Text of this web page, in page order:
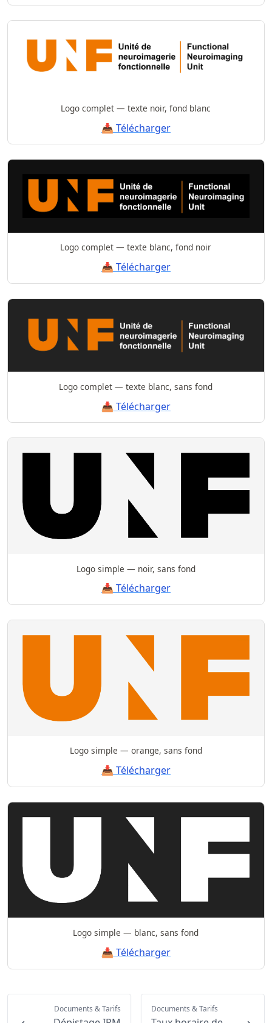
Logo complet — texte noir, fond blanc
📥 Télécharger
Logo complet — texte blanc, fond noir
📥 Télécharger
Logo complet — texte blanc, sans fond
📥 Télécharger
Logo simple — noir, sans fond
📥 Télécharger
Logo simple — orange, sans fond
📥 Télécharger
Logo simple — blanc, sans fond
📥 Télécharger
Documents & Tarifs Documents & Tarifs